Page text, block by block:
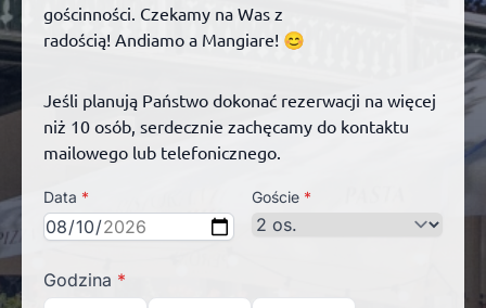
gościnności. Czekamy na Was z
radością! Andiamo a Mangiare! 😊
Jeśli planują Państwo dokonać rezerwacji na więcej
niż 10 osób, serdecznie zachęcamy do kontaktu
mailowego lub telefonicznego.
Data * Goście *
Godzina *